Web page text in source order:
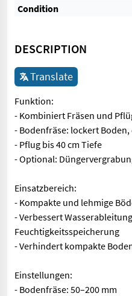
Condition
DESCRIPTION
Translate
Funktion:
- Kombiniert Fräsen und
- Bodenfräse: lockert
- Pflug bis 40 cm Tiefe
- Optional:
Einsatzbereich:
- Kompakte und lehmige
- Verbessert
Feuchtigkeitsspeicherung
- Verhindert kompakte
Einstellungen:
- Bodenfräse: 50–200 mm